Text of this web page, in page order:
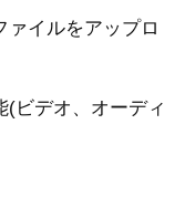
ァイルをアップロ
(ビデオ、オーディ